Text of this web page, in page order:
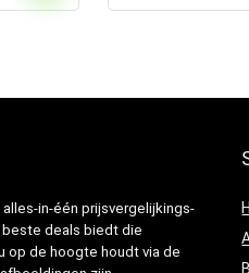
in-één prijsvergelijkings-
deals biedt die
op de hoogte houdt via de